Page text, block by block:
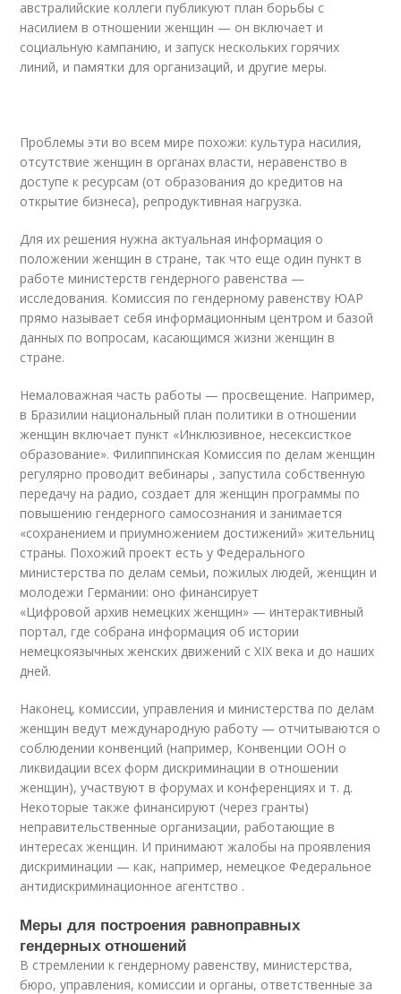
австралийские коллеги публикуют план борьбы с
насилием в отношении женщин — он включает и
социальную кампанию, и запуск нескольких горячих
линий, и памятки для организаций, и другие меры.
Проблемы эти во всем мире похожи: культура насилия,
отсутствие женщин в органах власти, неравенство в
доступе к ресурсам (от образования до кредитов на
открытие бизнеса), репродуктивная нагрузка.
Для их решения нужна актуальная информация о
положении женщин в стране, так что еще один пункт в
работе министерств гендерного равенства —
исследования. Комиссия по гендерному равенству ЮАР
прямо называет себя информационным центром и базой
данных по вопросам, касающимся жизни женщин в
стране.
Немаловажная часть работы — просвещение. Например,
в Бразилии национальный план политики в отношении
женщин включает пункт «Инклюзивное, несексисткое
образование». Филиппинская Комиссия по делам женщин
регулярно проводит вебинары , запустила собственную
передачу на радио, создает для женщин программы по
повышению гендерного самосознания и занимается
«сохранением и приумножением достижений» жительниц
страны. Похожий проект есть у Федерального
министерства по делам семьи, пожилых людей, женщин и
молодежи Германии: оно финансирует
«Цифровой архив немецких женщин» — интерактивный
портал, где собрана информация об истории
немецкоязычных женских движений с XIX века и до наших
дней.
Наконец, комиссии, управления и министерства по делам
женщин ведут международную работу — отчитываются о
соблюдении конвенций (например, Конвенции ООН о
ликвидации всех форм дискриминации в отношении
женщин), участвуют в форумах и конференциях и т. д.
Некоторые также финансируют (через гранты)
неправительственные организации, работающие в
интересах женщин. И принимают жалобы на проявления
дискриминации — как, например, немецкое Федеральное
антидискриминационное агентство .
Меры для построения равноправных
гендерных отношений
В стремлении к гендерному равенству, министерства,
бюро, управления, комиссии и органы, ответственные за